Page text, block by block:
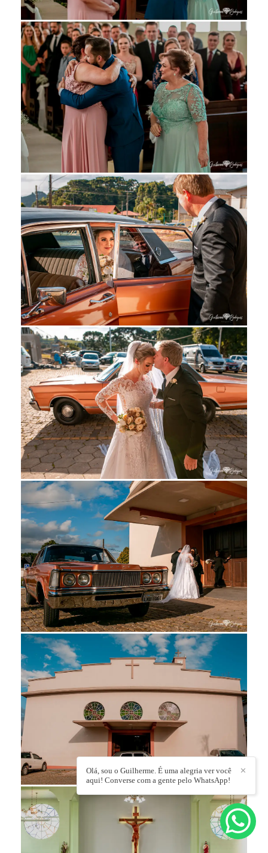
✕
Olá, sou o Guilherme. É uma alegria ver você
aqui! Converse com a gente pelo WhatsApp!